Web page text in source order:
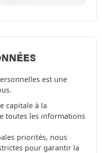
est une
capitale à la
toutes les informations
priorités, nous
pour garantir la